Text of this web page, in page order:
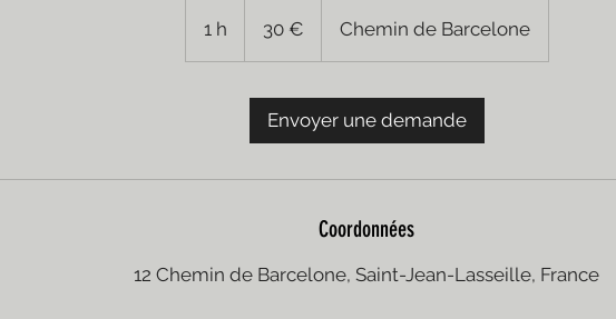
1 h 30 € Chemin de Barcelone
Envoyer une demande
Coordonnées
12 Chemin de Barcelone, Saint-Jean-Lasseille, France